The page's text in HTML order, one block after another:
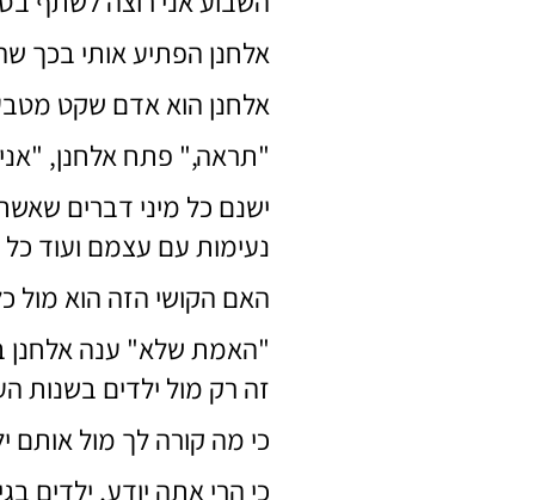
אלחנן הפתיע אותי בכך
אלחנן הוא אדם שקט
"תראה," פתח אלחנן,
ישנם כל מיני דברים
נעימות עם עצמם ועוד כל
האם הקושי הזה הוא מול
"האמת שלא" ענה אלחנן
זה רק מול ילדים בשנות
כי מה קורה לך מול אותם
כי הרי אתה יודע, ילדים